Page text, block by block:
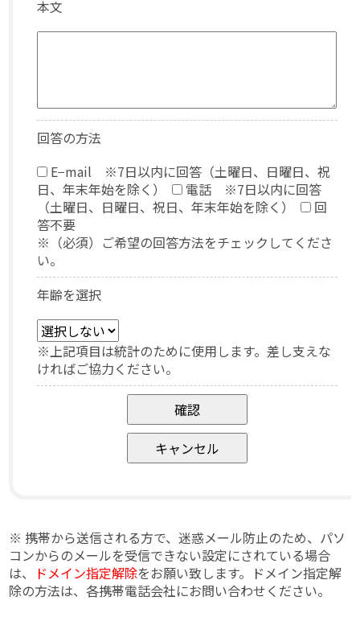
本文
回答の方法
E−mail ※7日以内に回答（土曜日、日曜日、祝
日、年末年始を除く）
電話 ※7日以内に回答
（土曜日、日曜日、祝日、年末年始を除く）
回
答不要
※（必須）ご希望の回答方法をチェックしてくださ
い。
年齢を選択
※上記項目は統計のために使用します。差し支えな
ければご協力ください。
※ 携帯から送信される方で、迷惑メール防止のため、パソ
コンからのメールを受信できない設定にされている場合
は、
ドメイン指定解除をお願い致します。ドメイン指定解
除の方法は、各携帯電話会社にお問い合わせください。